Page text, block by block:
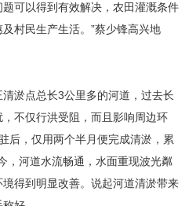
可以得到有效解决，农田灌溉条件
村民生产生活。”蔡少锋高兴地
淤点总长3公里多的河道，过去长
不仅行洪受阻，而且影响周边环
后，仅用两个半月便完成清淤，累
，河道水流畅通，水面重现波光粼
得到明显改善。说起河道清淤带来